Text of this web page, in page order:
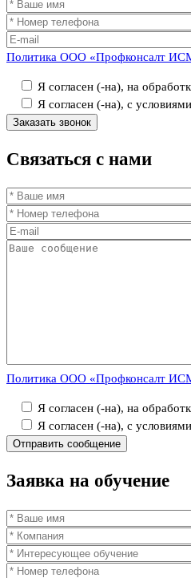
Политика ООО «Профконсалт
Я согласен (-на), на
Я согласен (-на), с
Связаться с нами
Политика ООО «Профконсалт
Я согласен (-на), на
Я согласен (-на), с
Заявка на обучение